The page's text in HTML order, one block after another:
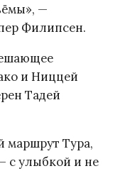
—
Филипсен.
и Ниццей
Тадей
маршрут Тура,
с улыбкой и не